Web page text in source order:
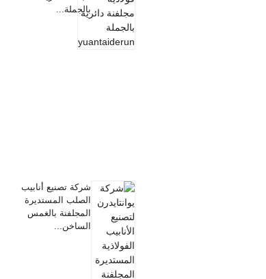
بالجملة...
شركة تصنيع أنابيب
الصلب المستديرة
المجلفنة بالغمس
الساخن...